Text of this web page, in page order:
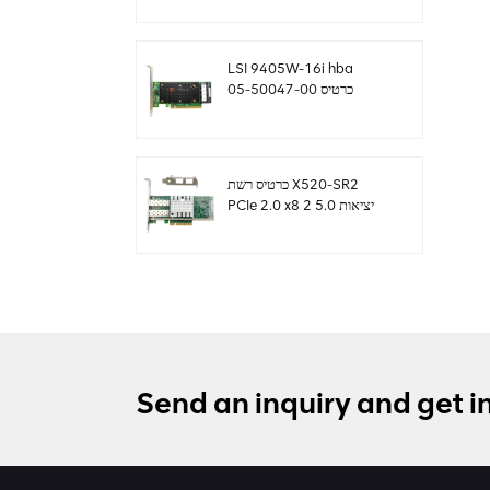
LSI 9405W-16i hba
כרטיס 05-50047-00
כרטיס רשת X520-SR2
PCIe 2.0 x8 2 יציאות 5.0
Send an inquiry and get